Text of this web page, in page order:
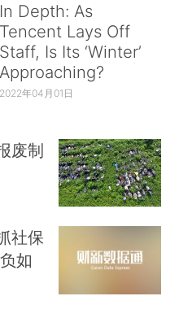
In Depth: As
Tencent Lays Off
Staff, Is Its ‘Winter’
Approaching?
2022年04月01日
废制
社保
如